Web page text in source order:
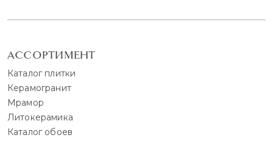
АССОРТИМЕНТ
Каталог плитки
Керамогранит
Мрамор
Литокерамика
Каталог обоев